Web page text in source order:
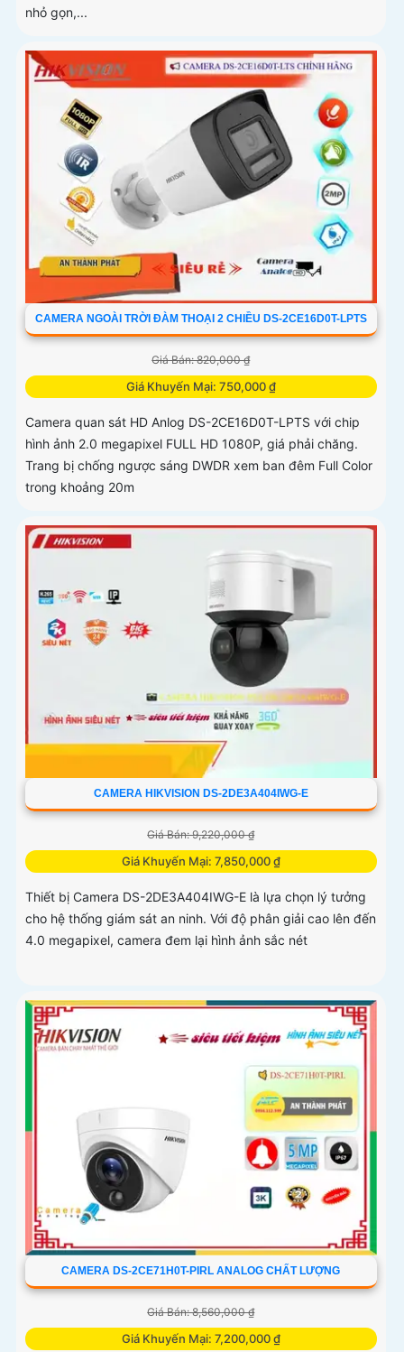
nhỏ gọn,...
CAMERA NGOÀI TRỜI ĐÀM THOẠI 2 CHIỀU DS-2CE16D0T-LPTS
Giá Bán: 820,000 ₫
Giá Khuyến Mại: 750,000 ₫
Camera quan sát HD Anlog DS-2CE16D0T-LPTS với chip
hình ảnh 2.0 megapixel FULL HD 1080P, giá phải chăng.
Trang bị chống ngược sáng DWDR xem ban đêm Full Color
trong khoảng 20m
CAMERA HIKVISION DS-2DE3A404IWG-E
Giá Bán: 9,220,000 ₫
Giá Khuyến Mại: 7,850,000 ₫
Thiết bị Camera DS-2DE3A404IWG-E là lựa chọn lý tưởng
cho hệ thống giám sát an ninh. Với độ phân giải cao lên đến
4.0 megapixel, camera đem lại hình ảnh sắc nét
CAMERA DS-2CE71H0T-PIRL ANALOG CHẤT LƯỢNG
Giá Bán: 8,560,000 ₫
Giá Khuyến Mại: 7,200,000 ₫